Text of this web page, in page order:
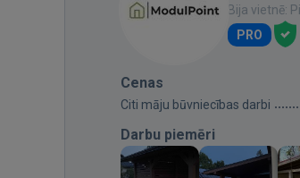
Bija vietnē:
PRO
Cenas
Citi māju būvniecības darbi
Darbu piemēri